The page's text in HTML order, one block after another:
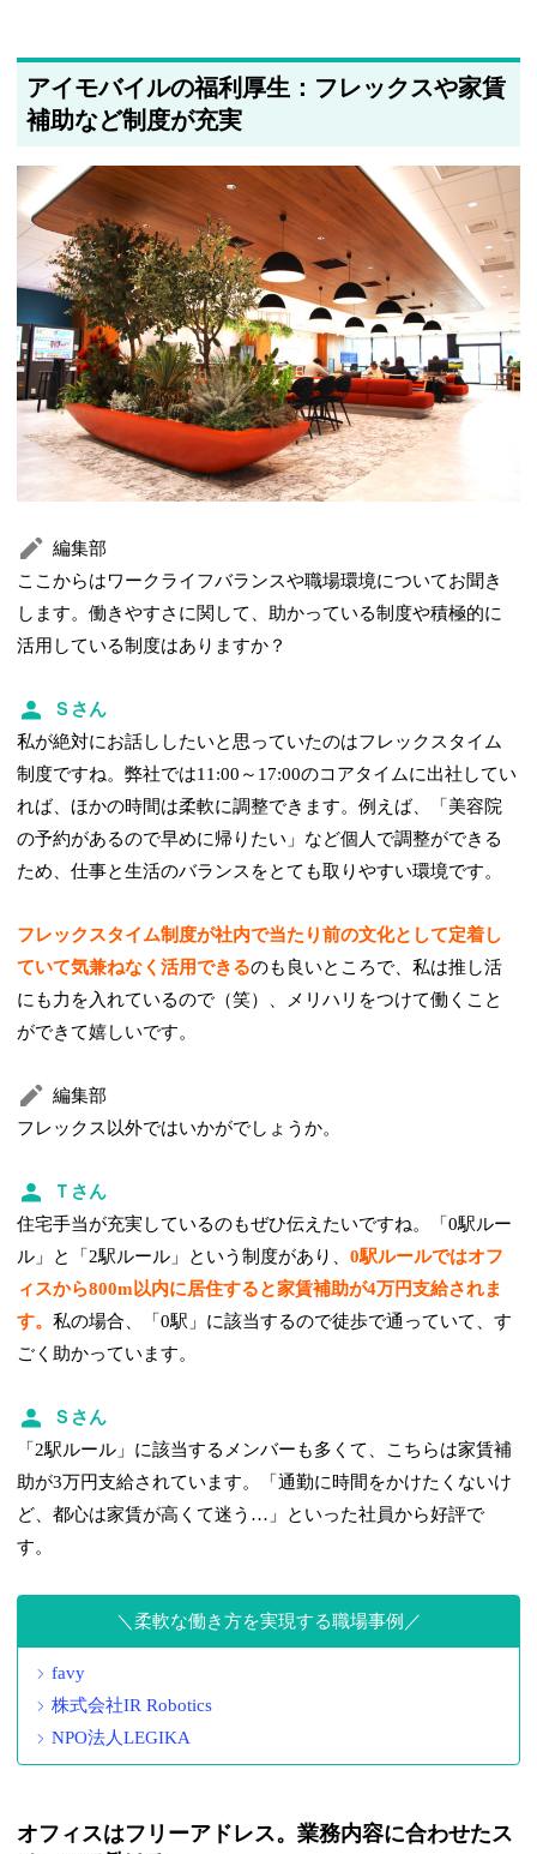
アイモバイルの福利厚生：フレックスや家賃
補助など制度が充実
編集部
ここからはワークライフバランスや職場環境についてお聞き
します。働きやすさに関して、助かっている制度や積極的に
活用している制度はありますか？
Ｓさん
私が絶対にお話ししたいと思っていたのはフレックスタイム
制度ですね。弊社では11:00～17:00のコアタイムに出社してい
れば、ほかの時間は柔軟に調整できます。例えば、「美容院
の予約があるので早めに帰りたい」など個人で調整ができる
ため、仕事と生活のバランスをとても取りやすい環境です。
フレックスタイム制度が社内で当たり前の文化として定着し
ていて気兼ねなく活用できるのも良いところで、私は推し活
にも力を入れているので（笑）、メリハリをつけて働くこと
ができて嬉しいです。
編集部
フレックス以外ではいかがでしょうか。
Ｔさん
住宅手当が充実しているのもぜひ伝えたいですね。「0駅ルー
ル」と「2駅ルール」という制度があり、0駅ルールではオフ
ィスから800m以内に居住すると家賃補助が4万円支給されま
す。私の場合、「0駅」に該当するので徒歩で通っていて、す
ごく助かっています。
Ｓさん
「2駅ルール」に該当するメンバーも多くて、こちらは家賃補
助が3万円支給されています。「通勤に時間をかけたくないけ
ど、都心は家賃が高くて迷う…」といった社員から好評で
す。
柔軟な働き方を実現する職場事例
favy
株式会社IR Robotics
NPO法人LEGIKA
オフィスはフリーアドレス。業務内容に合わせたス